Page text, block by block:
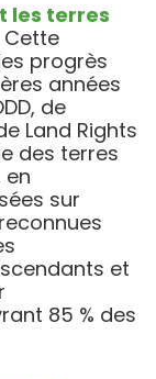
les terres
Cette
progrès
années
de
Land Rights
des terres
sur
et
85 % des